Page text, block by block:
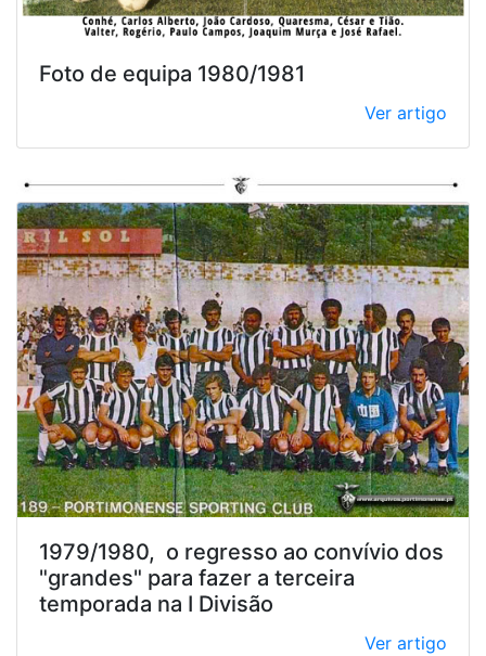
Foto de equipa 1980/1981
Ver artigo
1979/1980, o regresso ao convívio dos
"grandes" para fazer a terceira
temporada na I Divisão
Ver artigo